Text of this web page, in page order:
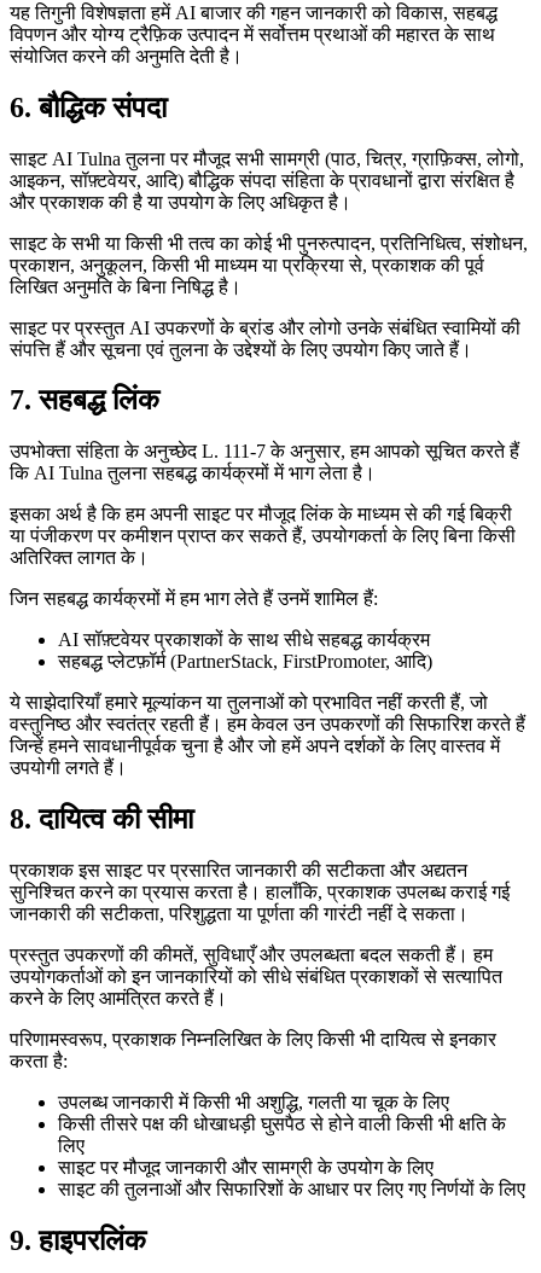
यह तिगुनी विशेषज्ञता हमें AI बाजार की गहन जानकारी को विकास, सहबद्ध
विपणन और योग्य ट्रैफ़िक उत्पादन में सर्वोत्तम प्रथाओं की महारत के साथ
संयोजित करने की अनुमति देती है।
6. बौद्धिक संपदा
साइट AI Tulna तुलना पर मौजूद सभी सामग्री (पाठ, चित्र, ग्राफ़िक्स, लोगो,
आइकन, सॉफ़्टवेयर, आदि) बौद्धिक संपदा संहिता के प्रावधानों द्वारा संरक्षित है
और प्रकाशक की है या उपयोग के लिए अधिकृत है।
साइट के सभी या किसी भी तत्व का कोई भी पुनरुत्पादन, प्रतिनिधित्व, संशोधन,
प्रकाशन, अनुकूलन, किसी भी माध्यम या प्रक्रिया से, प्रकाशक की पूर्व
लिखित अनुमति के बिना निषिद्ध है।
साइट पर प्रस्तुत AI उपकरणों के ब्रांड और लोगो उनके संबंधित स्वामियों की
संपत्ति हैं और सूचना एवं तुलना के उद्देश्यों के लिए उपयोग किए जाते हैं।
7. सहबद्ध लिंक
उपभोक्ता संहिता के अनुच्छेद L. 111-7 के अनुसार, हम आपको सूचित करते हैं
कि AI Tulna तुलना सहबद्ध कार्यक्रमों में भाग लेता है।
इसका अर्थ है कि हम अपनी साइट पर मौजूद लिंक के माध्यम से की गई बिक्री
या पंजीकरण पर कमीशन प्राप्त कर सकते हैं, उपयोगकर्ता के लिए बिना किसी
अतिरिक्त लागत के।
जिन सहबद्ध कार्यक्रमों में हम भाग लेते हैं उनमें शामिल हैं:
AI सॉफ़्टवेयर प्रकाशकों के साथ सीधे सहबद्ध कार्यक्रम
सहबद्ध प्लेटफ़ॉर्म (PartnerStack, FirstPromoter, आदि)
ये साझेदारियाँ हमारे मूल्यांकन या तुलनाओं को प्रभावित नहीं करती हैं, जो
वस्तुनिष्ठ और स्वतंत्र रहती हैं। हम केवल उन उपकरणों की सिफारिश करते हैं
जिन्हें हमने सावधानीपूर्वक चुना है और जो हमें अपने दर्शकों के लिए वास्तव में
उपयोगी लगते हैं।
8. दायित्व की सीमा
प्रकाशक इस साइट पर प्रसारित जानकारी की सटीकता और अद्यतन
सुनिश्चित करने का प्रयास करता है। हालाँकि, प्रकाशक उपलब्ध कराई गई
जानकारी की सटीकता, परिशुद्धता या पूर्णता की गारंटी नहीं दे सकता।
प्रस्तुत उपकरणों की कीमतें, सुविधाएँ और उपलब्धता बदल सकती हैं। हम
उपयोगकर्ताओं को इन जानकारियों को सीधे संबंधित प्रकाशकों से सत्यापित
करने के लिए आमंत्रित करते हैं।
परिणामस्वरूप, प्रकाशक निम्नलिखित के लिए किसी भी दायित्व से इनकार
करता है:
उपलब्ध जानकारी में किसी भी अशुद्धि, गलती या चूक के लिए
किसी तीसरे पक्ष की धोखाधड़ी घुसपैठ से होने वाली किसी भी क्षति के
लिए
साइट पर मौजूद जानकारी और सामग्री के उपयोग के लिए
साइट की तुलनाओं और सिफारिशों के आधार पर लिए गए निर्णयों के लिए
9. हाइपरलिंक